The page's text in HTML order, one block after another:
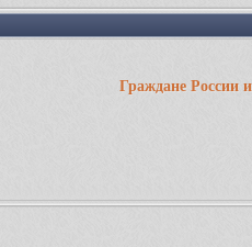
Граждане России